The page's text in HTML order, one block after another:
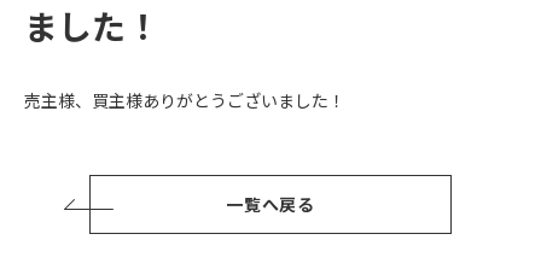
ました！
売主様、買主様ありがとうございました！
一覧へ戻る